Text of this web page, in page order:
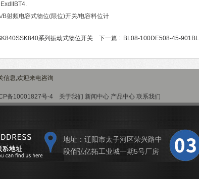
系列振动式物位开关 下一篇 : BL08-100DE508-45-
信息,欢迎来电咨询
备10001827号-4 关于我们 新闻中心 产品中心 联系我们
地址：辽阳市太子河区荣兴路中
段佰弘亿拓工业城一期5号厂房